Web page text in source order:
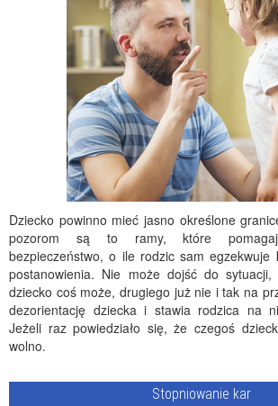
Dziecko powinno mieć jasno określone
pozorom są to ramy, które
bezpieczeństwo, o ile rodzic sam egzekwuje
postanowienia. Nie może dojść do
dziecko coś może, drugiego już nie i tak na
dezorientację dziecka i stawia rodzica na
Jeżeli raz powiedziało się, że czegoś
wolno.
Stopniowanie kar